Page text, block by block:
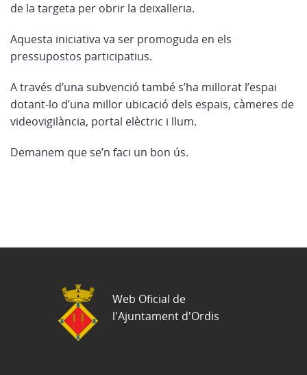
de la targeta per obrir la deixalleria.
Aquesta iniciativa va ser promoguda en els
pressupostos participatius.
A través d’una subvenció també s’ha millorat l’espai
dotant-lo d’una millor ubicació dels espais, càmeres de
videovigilància, portal elèctric i llum.
Demanem que se’n faci un bon ús.
Web Oficial de
l'Ajuntament d'Ordis